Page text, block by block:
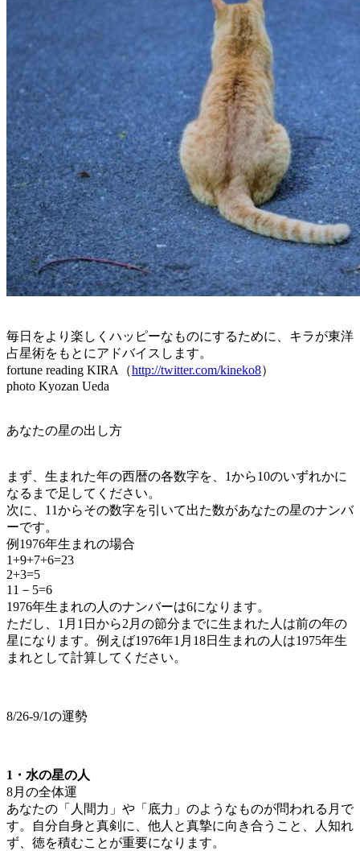
毎日をより楽しくハッピーなものにするために、キラが東洋
占星術をもとにアドバイスします。
fortune reading KIRA（http://twitter.com/kineko8）
photo Kyozan Ueda
あなたの星の出し方
まず、生まれた年の西暦の各数字を、1から10のいずれかに
なるまで足してください。
次に、11からその数字を引いて出た数があなたの星のナンバ
ーです。
例1976年生まれの場合
1+9+7+6=23
2+3=5
11－5=6
1976年生まれの人のナンバーは6になります。
ただし、1月1日から2月の節分までに生まれた人は前の年の
星になります。例えば1976年1月18日生まれの人は1975年生
まれとして計算してください。
8/26-9/1の運勢
1・水の星の人
8月の全体運
あなたの「人間力」や「底力」のようなものが問われる月で
す。自分自身と真剣に、他人と真摯に向き合うこと、人知れ
ず、徳を積むことが重要になります。